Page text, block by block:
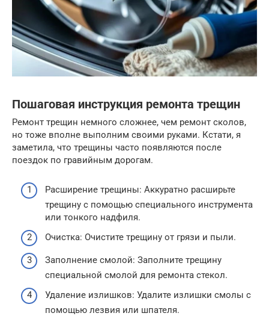
Пошаговая инструкция ремонта трещин
Ремонт трещин немного сложнее, чем ремонт сколов,
но тоже вполне выполним своими руками. Кстати, я
заметила, что трещины часто появляются после
поездок по гравийным дорогам.
Расширение трещины: Аккуратно расширьте
трещину с помощью специального инструмента
или тонкого надфиля.
Очистка: Очистите трещину от грязи и пыли.
Заполнение смолой: Заполните трещину
специальной смолой для ремонта стекол.
Удаление излишков: Удалите излишки смолы с
помощью лезвия или шпателя.